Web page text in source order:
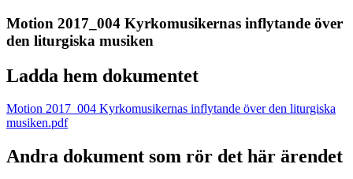
Motion 2017_004 Kyrkomusikernas inflytande över
den liturgiska musiken
Ladda hem dokumentet
Motion 2017_004 Kyrkomusikernas inflytande över den liturgiska
musiken.pdf
Andra dokument som rör det här ärendet